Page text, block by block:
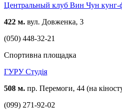
Центральный клуб Вин Чун кунг-
422 м. вул. Довженка, 3
(050) 448-32-21
Спортивна площадка
ГУРУ Студія
508 м. пр. Перемоги, 44 (на
(099) 271-92-02